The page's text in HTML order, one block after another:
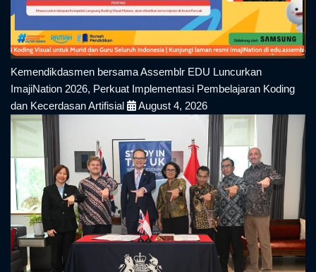
Kemendikdasmen bersama Assemblr EDU Luncurkan
ImajiNation 2026, Perkuat Implementasi Pembelajaran Koding
dan Kecerdasan Artifisial
August 4, 2026